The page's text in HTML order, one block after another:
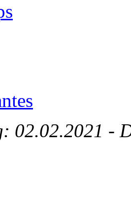
02.02.2021 -